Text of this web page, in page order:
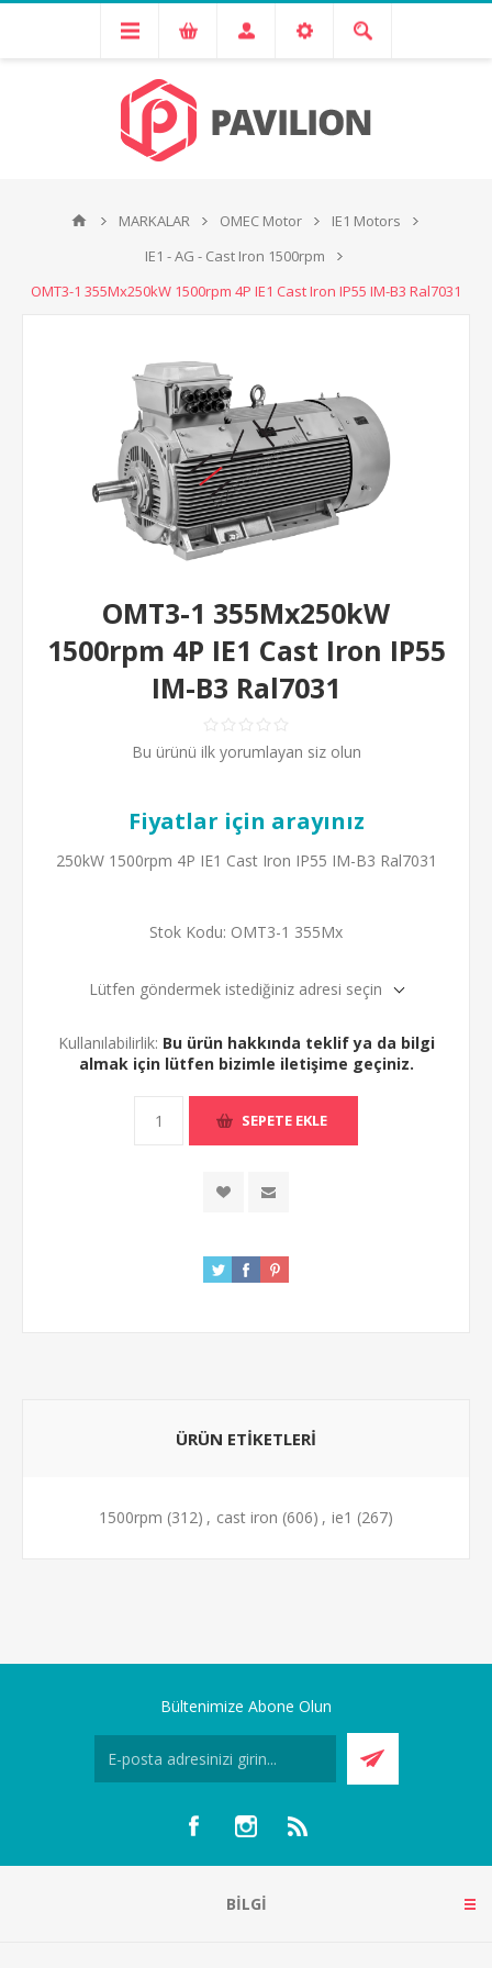
MARKALAR OMEC Motor
IE1 Motors
IE1 - AG - Cast Iron 1500rpm
OMT3-1 355Mx250kW 1500rpm 4P IE1 Cast Iron IP55 IM-B3 Ral7031
OMT3-1 355Mx250kW
1500rpm 4P IE1 Cast Iron IP55
IM-B3 Ral7031
Bu ürünü ilk yorumlayan siz olun
Fiyatlar için arayınız
250kW 1500rpm 4P IE1 Cast Iron IP55 IM-B3 Ral7031
Stok Kodu: OMT3-1 355Mx
Lütfen göndermek istediğiniz adresi seçin
Kullanılabilirlik: Bu ürün hakkında teklif ya da bilgi
almak için lütfen bizimle iletişime geçiniz.
ÜRÜN ETIKETLERI
1500rpm (312) , cast iron (606) , ie1 (267)
Bültenimize Abone Olun
BILGI